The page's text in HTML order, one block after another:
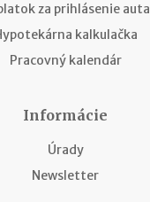
za prihlásenie auta
kalkulačka
Pracovný kalendár
Informácie
Úrady
Newsletter